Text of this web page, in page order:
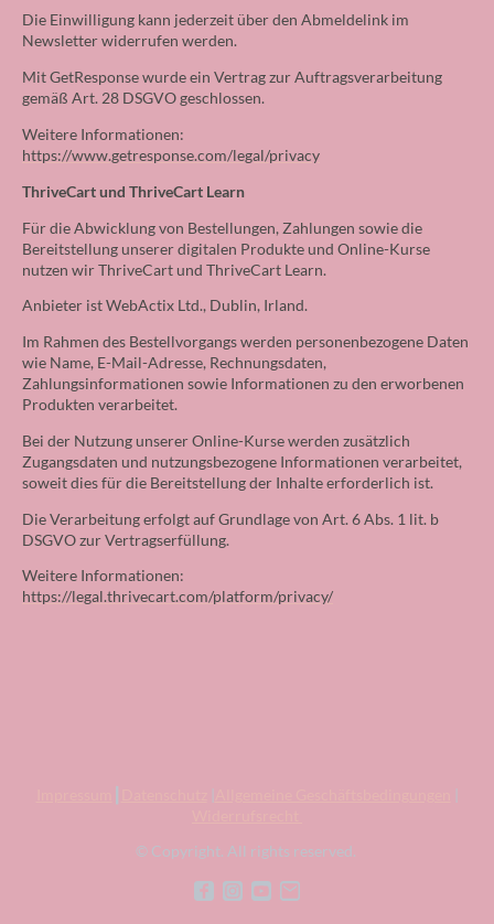
Die Einwilligung kann jederzeit über den Abmeldelink im
Newsletter widerrufen werden.
Mit GetResponse wurde ein Vertrag zur Auftragsverarbeitung
gemäß Art. 28 DSGVO geschlossen.
Weitere Informationen:
https://www.getresponse.com/legal/privacy
ThriveCart und ThriveCart Learn
Für die Abwicklung von Bestellungen, Zahlungen sowie die
Bereitstellung unserer digitalen Produkte und Online-Kurse
nutzen wir ThriveCart und ThriveCart Learn.
Anbieter ist WebActix Ltd., Dublin, Irland.
Im Rahmen des Bestellvorgangs werden personenbezogene Daten
wie Name, E-Mail-Adresse, Rechnungsdaten,
Zahlungsinformationen sowie Informationen zu den erworbenen
Produkten verarbeitet.
Bei der Nutzung unserer Online-Kurse werden zusätzlich
Zugangsdaten und nutzungsbezogene Informationen verarbeitet,
soweit dies für die Bereitstellung der Inhalte erforderlich ist.
Die Verarbeitung erfolgt auf Grundlage von Art. 6 Abs. 1 lit. b
DSGVO zur Vertragserfüllung.
Weitere Informationen:
https://legal.thrivecart.com/platform/privacy/
© Copyright. All rights reserved.